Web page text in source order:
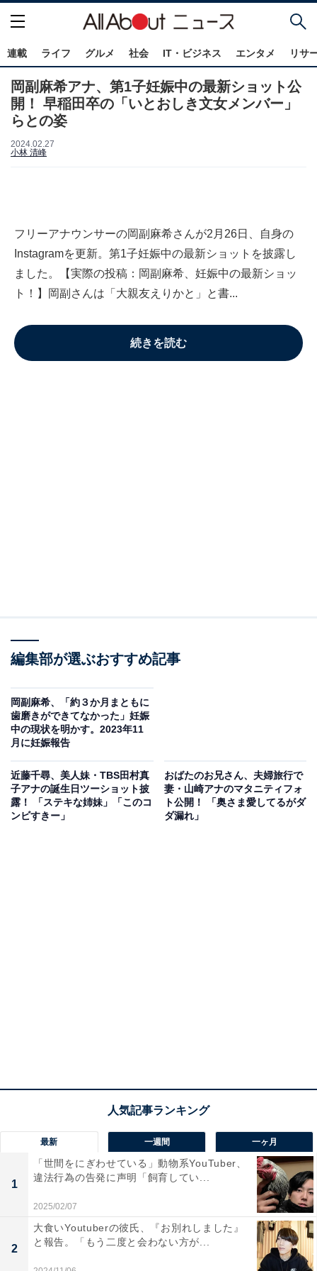
連載 ライフ グルメ 社会 IT・ビジネス エンタメ リサ
岡副麻希アナ、第1子妊娠中の最新ショット公
開！ 早稲田卒の「いとおしき文女メンバー」
らとの姿
2024.02.27
小林 清峰
フリーアナウンサーの岡副麻希さんが2月26日、自身の
Instagramを更新。第1子妊娠中の最新ショットを披露し
ました。【実際の投稿：岡副麻希、妊娠中の最新ショッ
ト！】岡副さんは「大親友えりかと」と書...
続きを読む
編集部が選ぶおすすめ記事
岡副麻希、「約３か月まともに
歯磨きができてなかった」妊娠
中の現状を明かす。2023年11
月に妊娠報告
近藤千尋、美人妹・TBS田村真
子アナの誕生日ツーショット披
露！ 「ステキな姉妹」「このコ
ンビすきー」
おばたのお兄さん、夫婦旅行で
妻・山崎アナのマタニティフォ
ト公開！ 「奥さま愛してるがダ
ダ漏れ」
最新 一週間 一ヶ月
1
「世間をにぎわせている」動物系YouTuber、
違法行為の告発に声明「飼育してい...
2025/02/07
2
大食いYoutuberの彼氏、『お別れしました』
と報告。「もう二度と会わない方が...